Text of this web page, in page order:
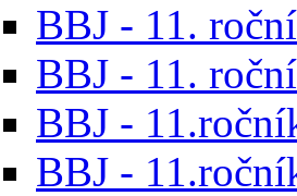
BBJ - 11.
BBJ - 11.
BBJ -
BBJ -